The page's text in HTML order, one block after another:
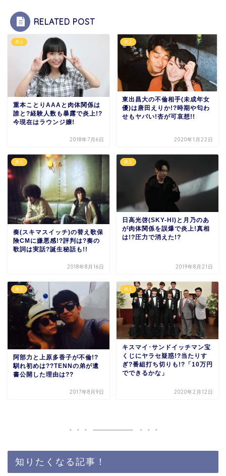
RELATED POST
炎上
重本ことりAAAと肉体関係は
誰と?経験人数も暴露で炎上!?
今現在はラウンジ嬢!
2018年7月6日
炎上
東出昌大の不倫相手(未成年女
優)は唐田えりか!?時期や匂わ
せもヤバい!杏が可哀想!!
2020年1月22日
炎上
奏(スキマスイッチ)の替え歌保
険CMに嫌悪感!?評判は?奏の
歌詞は実話?誕生秘話も!!
2018年8月16日
炎上
日高光啓(SKY-HI)と月乃のあ
が肉体関係を誤爆で炎上!真相
は!?圧力で消えた!?
2019年8月21日
炎上
阿部力と上原多香子が不倫!?
馴れ初めは??TENNの弟が遺
書公開した理由は??
2017年8月9日
炎上
キスマイ･サンドイッチマン宝
くじにヤラセ疑惑!?当たりす
ぎ?番組打ち切りも!?「10万円
でできるかな」
2020年2月12日
知りたくなる記事！